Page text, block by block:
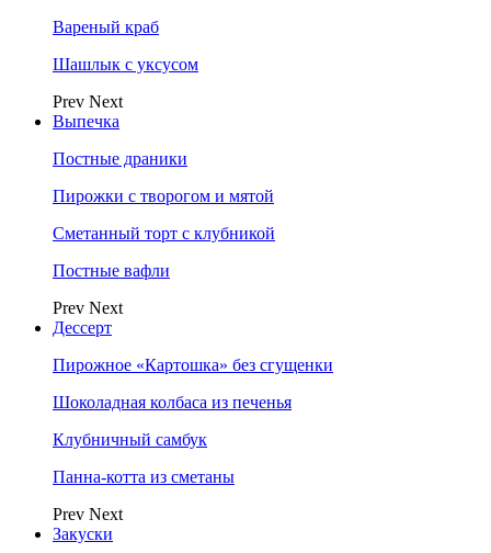
Вареный краб
Шашлык с уксусом
Prev Next
Выпечка
Постные драники
Пирожки с творогом и мятой
Сметанный торт с клубникой
Постные вафли
Prev Next
Дессерт
Пирожное «Картошка» без сгущенки
Шоколадная колбаса из печенья
Клубничный самбук
Панна-котта из сметаны
Prev Next
Закуски